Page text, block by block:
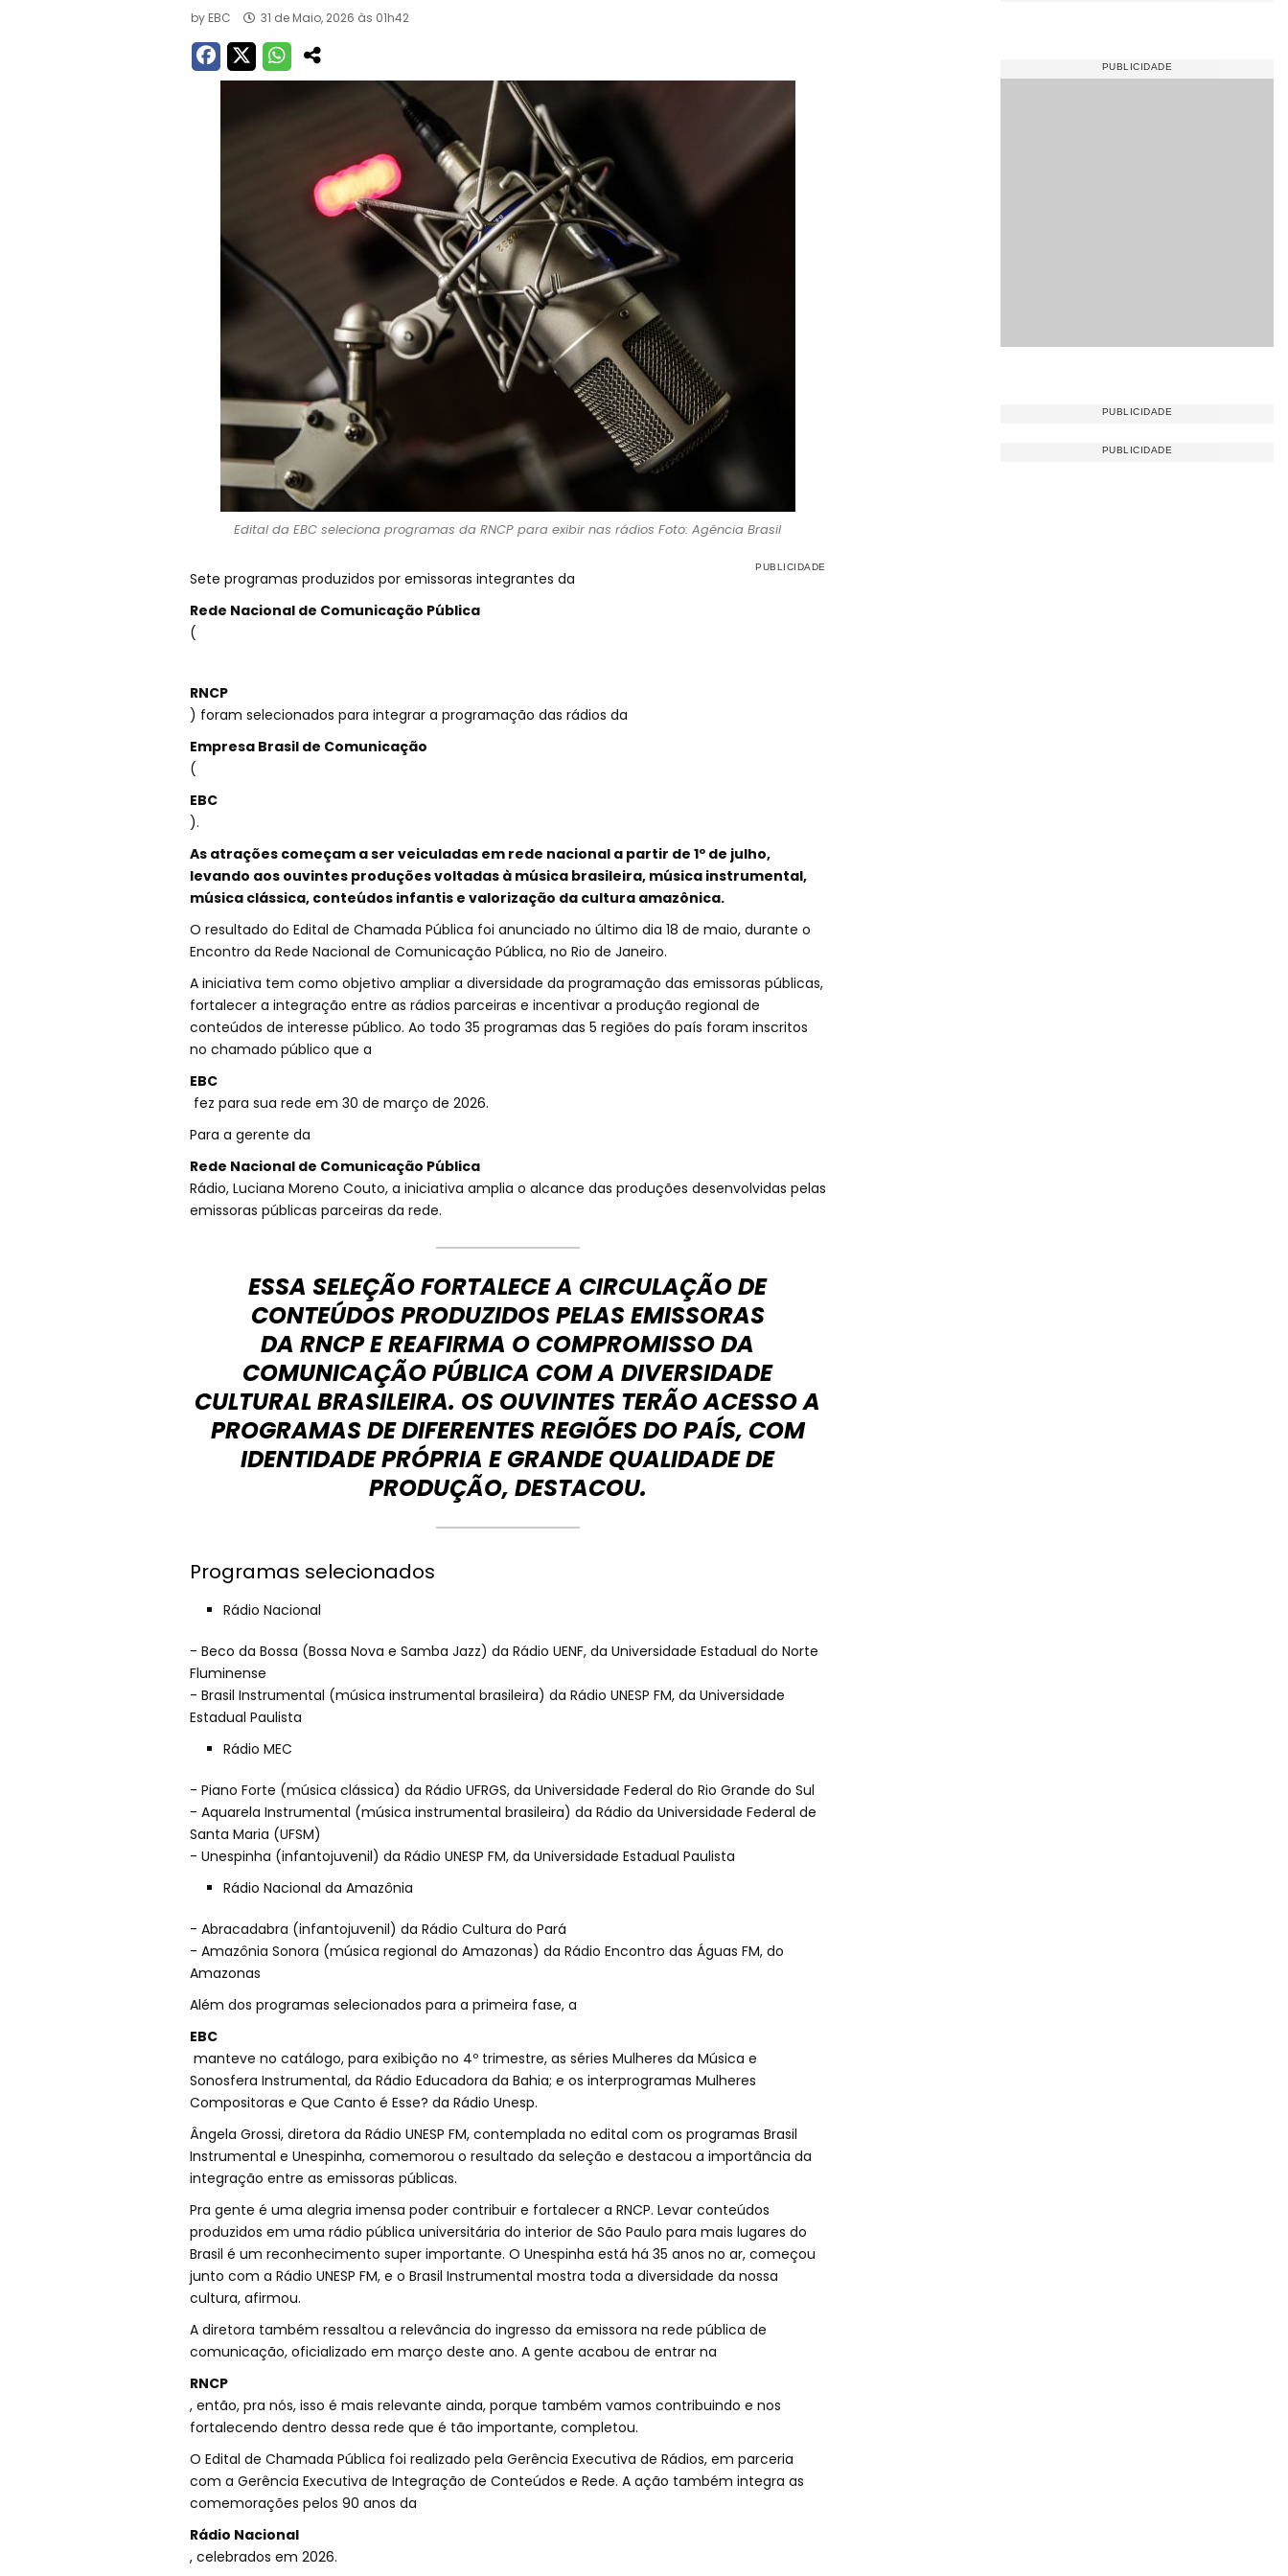
by EBC 31 de Maio, 2026 às 01h42
Edital da EBC seleciona programas da RNCP para exibir nas rádios Foto: Agência Brasil
Sete programas produzidos por emissoras integrantes da
Rede Nacional de Comunicação Pública
(
RNCP
) foram selecionados para integrar a programação das rádios da
Empresa Brasil de Comunicação
(
EBC
).
As atrações começam a ser veiculadas em rede nacional a partir de 1º de julho,
levando aos ouvintes produções voltadas à música brasileira, música instrumental,
música clássica, conteúdos infantis e valorização da cultura amazônica.
O resultado do Edital de Chamada Pública foi anunciado no último dia 18 de maio, durante o
Encontro da Rede Nacional de Comunicação Pública, no Rio de Janeiro.
A iniciativa tem como objetivo ampliar a diversidade da programação das emissoras públicas,
fortalecer a integração entre as rádios parceiras e incentivar a produção regional de
conteúdos de interesse público. Ao todo 35 programas das 5 regiões do país foram inscritos
no chamado público que a
EBC
fez para sua rede em 30 de março de 2026.
Para a gerente da
Rede Nacional de Comunicação Pública
Rádio, Luciana Moreno Couto, a iniciativa amplia o alcance das produções desenvolvidas pelas
emissoras públicas parceiras da rede.
ESSA SELEÇÃO FORTALECE A CIRCULAÇÃO DE
CONTEÚDOS PRODUZIDOS PELAS EMISSORAS
DA RNCP E REAFIRMA O COMPROMISSO DA
COMUNICAÇÃO PÚBLICA COM A DIVERSIDADE
CULTURAL BRASILEIRA. OS OUVINTES TERÃO ACESSO A
PROGRAMAS DE DIFERENTES REGIÕES DO PAÍS, COM
IDENTIDADE PRÓPRIA E GRANDE QUALIDADE DE
PRODUÇÃO, DESTACOU.
Programas selecionados
Rádio Nacional
- Beco da Bossa (Bossa Nova e Samba Jazz) da Rádio UENF, da Universidade Estadual do Norte
Fluminense
- Brasil Instrumental (música instrumental brasileira) da Rádio UNESP FM, da Universidade
Estadual Paulista
Rádio MEC
- Piano Forte (música clássica) da Rádio UFRGS, da Universidade Federal do Rio Grande do Sul
- Aquarela Instrumental (música instrumental brasileira) da Rádio da Universidade Federal de
Santa Maria (UFSM)
- Unespinha (infantojuvenil) da Rádio UNESP FM, da Universidade Estadual Paulista
Rádio Nacional da Amazônia
- Abracadabra (infantojuvenil) da Rádio Cultura do Pará
- Amazônia Sonora (música regional do Amazonas) da Rádio Encontro das Águas FM, do
Amazonas
Além dos programas selecionados para a primeira fase, a
EBC
manteve no catálogo, para exibição no 4º trimestre, as séries Mulheres da Música e
Sonosfera Instrumental, da Rádio Educadora da Bahia; e os interprogramas Mulheres
Compositoras e Que Canto é Esse? da Rádio Unesp.
Ângela Grossi, diretora da Rádio UNESP FM, contemplada no edital com os programas Brasil
Instrumental e Unespinha, comemorou o resultado da seleção e destacou a importância da
integração entre as emissoras públicas.
Pra gente é uma alegria imensa poder contribuir e fortalecer a RNCP. Levar conteúdos
produzidos em uma rádio pública universitária do interior de São Paulo para mais lugares do
Brasil é um reconhecimento super importante. O Unespinha está há 35 anos no ar, começou
junto com a Rádio UNESP FM, e o Brasil Instrumental mostra toda a diversidade da nossa
cultura, afirmou.
A diretora também ressaltou a relevância do ingresso da emissora na rede pública de
comunicação, oficializado em março deste ano. A gente acabou de entrar na
RNCP
, então, pra nós, isso é mais relevante ainda, porque também vamos contribuindo e nos
fortalecendo dentro dessa rede que é tão importante, completou.
O Edital de Chamada Pública foi realizado pela Gerência Executiva de Rádios, em parceria
com a Gerência Executiva de Integração de Conteúdos e Rede. A ação também integra as
comemorações pelos 90 anos da
Rádio Nacional
, celebrados em 2026.